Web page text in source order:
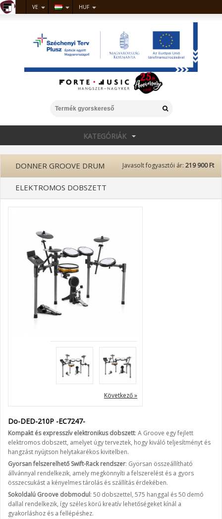
VE HUF
KATEGÓRIÁK
Javasolt fogyasztói ár: 219 900 Ft
DONNER GROOVE DRUM
ELEKTROMOS DOBSZETT
Következő »
Do-DED-210P -EC7247-
Kompakt és expresszív elektronikus dobszett: A Groove egy fejlett
elektromos dobszett, amelyet úgy terveztek, hogy kiváló teljesítményt és
hangzást nyújtson helytakarékos kivitelben.
Gyorsan felszerelhető Swift-Rack rendszer: Gyorsan összeállítható
állvánnyal rendelkezik, amely megkönnyíti a felszerelést és a gyors
összecsukást a kényelmes tárolás és szállítás érdekében.
Sokoldalú Groove dobmodul: 50 dobszettel, 575 hanggal és 50 demó
dallal rendelkezik, így széles körű kreatív lehetőségeket kínál a
gyakorláshoz és a fellépéshez.